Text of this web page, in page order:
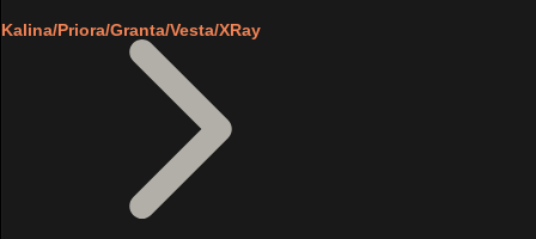
Kalina/Priora/Granta/Vesta/XRay